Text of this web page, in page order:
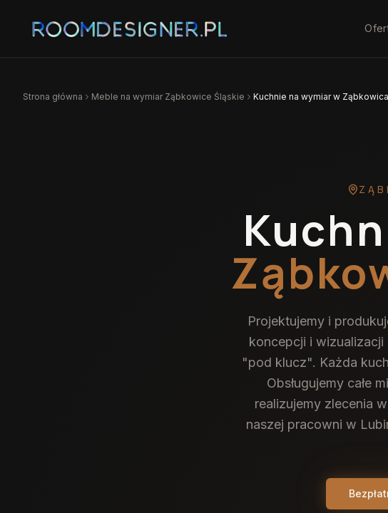
Strona główna Meble na wymiar Ząbkowice Śląskie Kuchnie na wymiar w
Projektujemy i
koncepcji i
"pod klucz". Każda
Obsługujemy całe
realizujemy zlecenia
naszej pracowni w